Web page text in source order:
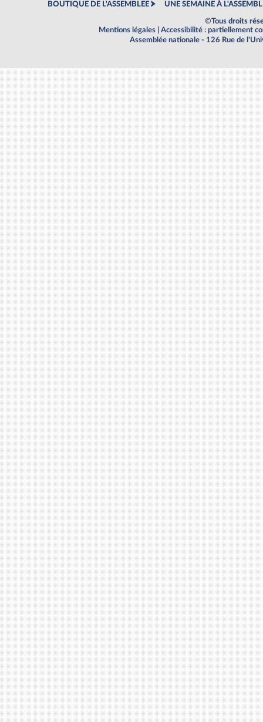
BOUTIQUE DE L'ASSEMBLEE UNE SEMAINE À
©Tous droits
Mentions légales
Accessibilité : partiellement
Assemblée nationale - 126 Rue de